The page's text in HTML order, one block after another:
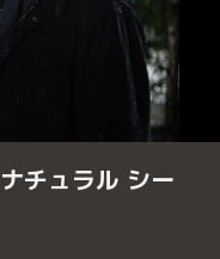
チュラル シー